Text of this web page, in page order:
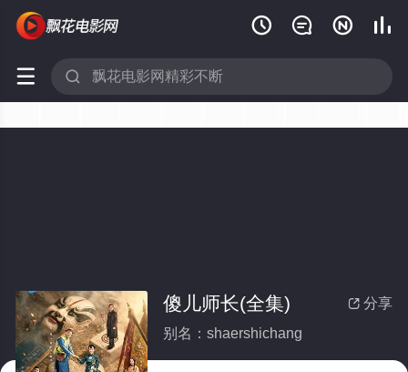
   
 
 分享
傻儿师长(全集)
别名：shaershichang